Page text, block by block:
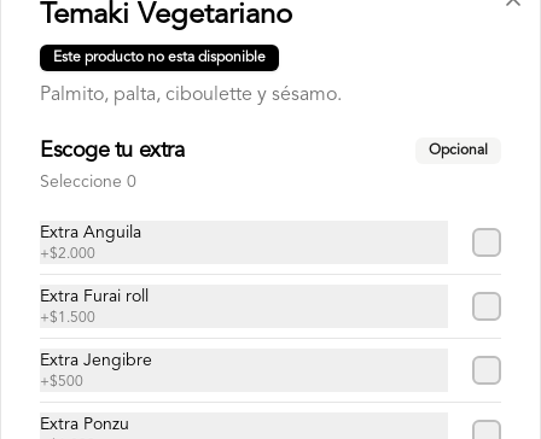
Diego Roll
Camarón furay, queso crema y ciboulette,
envuelto en salmón con salsa unagi.
Doctor Roll
$8.500
Temaki Vegetariano
Este producto no esta disponible
Palmito, palta, ciboulette y sésamo.
Escoge tu extra Opcional
Seleccione 0
Extra Anguila
+$2.000
Extra Furai roll
+$1.500
Extra Jengibre
+$500
Extra Ponzu